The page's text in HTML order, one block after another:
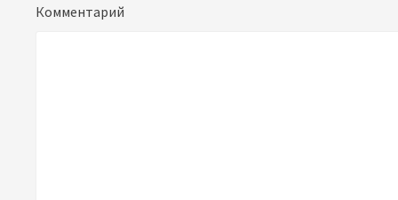
Комментарий